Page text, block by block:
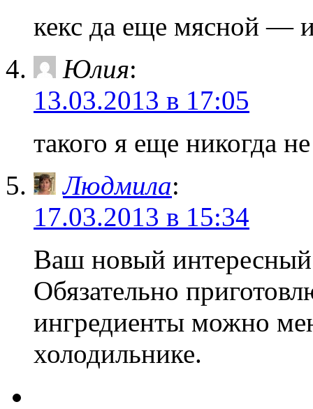
кекс да еще мясной —
Юлия:
13.03.2013 в 17:05
такого я еще никогда
Людмила:
17.03.2013 в 15:34
Ваш новый
Обязательно
ингредиенты можно
холодильнике.